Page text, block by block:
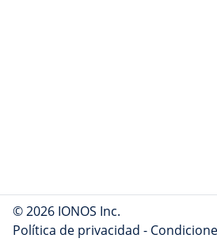
© 2026 IONOS Inc.
Política de privacidad -